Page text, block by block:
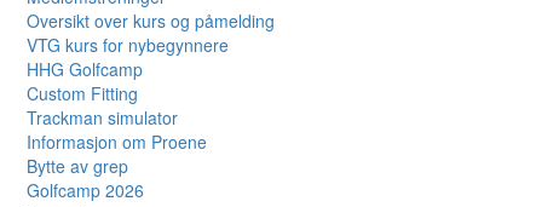
Oversikt over kurs og påmelding
VTG kurs for nybegynnere
HHG Golfcamp
Custom Fitting
Trackman simulator
Informasjon om Proene
Bytte av grep
Golfcamp 2026